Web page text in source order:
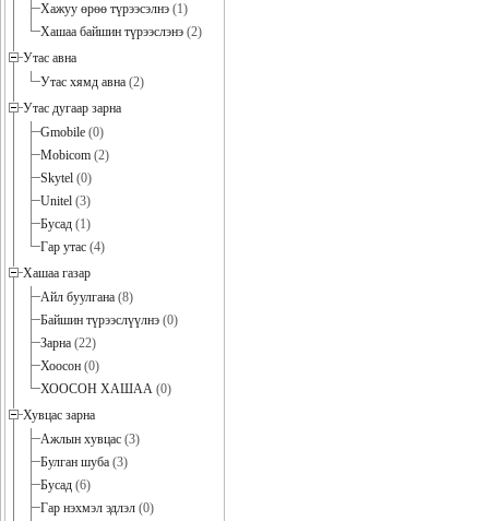
Хажуу өрөө түрээсэлнэ (1)
Хашаа байшин түрээслэнэ (2)
Утас авна
Утас хямд авна (2)
Утас дугаар зарна
Gmobile (0)
Mobicom (2)
Skytel (0)
Unitel (3)
Бусад (1)
Гар утас (4)
Хашаа газар
Айл буулгана (8)
Байшин түрээслүүлнэ (0)
Зарна (22)
Хоосон (0)
ХООСОН ХАШАА (0)
Хувцас зарна
Ажлын хувцас (3)
Булган шуба (3)
Бусад (6)
Гар нэхмэл эдлэл (0)